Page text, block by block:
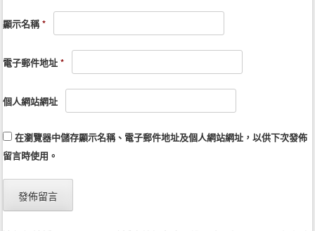
顯示名稱*
電子郵件地址*
個人網站網址
在瀏覽器中儲存顯示名稱、電子郵件地址及個人網站網址，以供下次發佈
留言時使用。